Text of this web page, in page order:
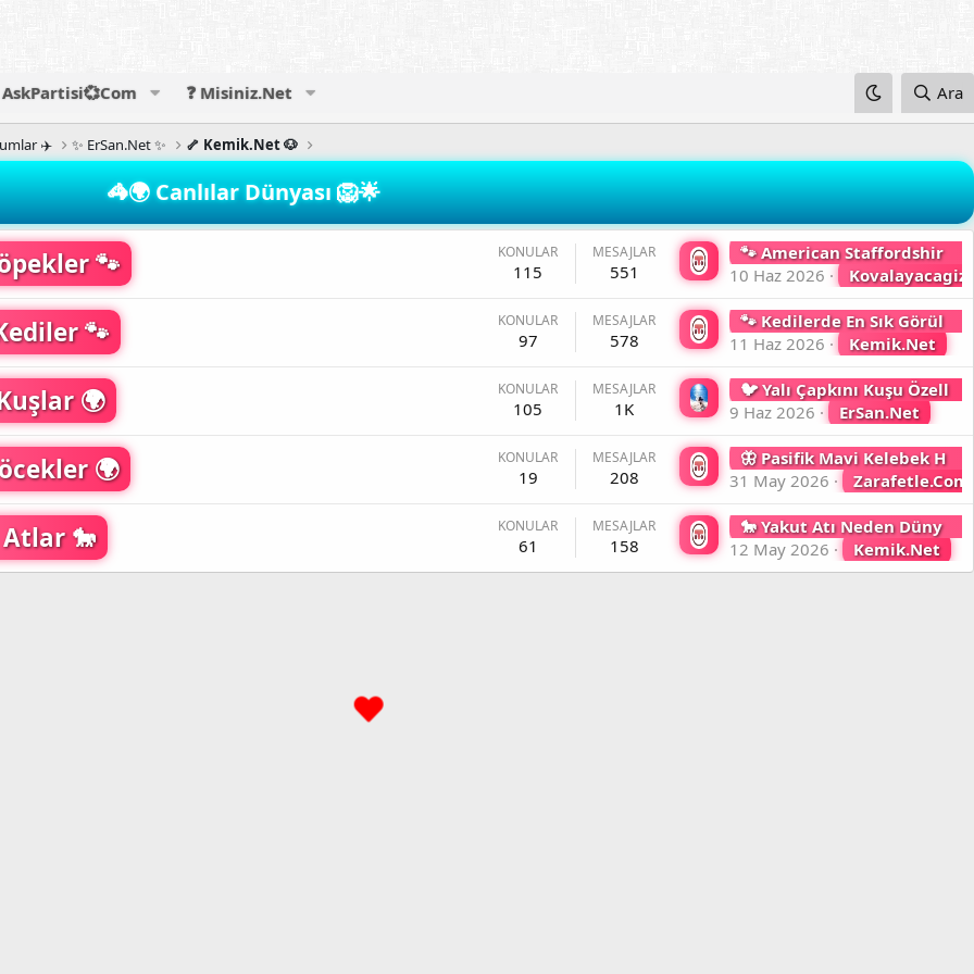
AskPartisi💞Com ❓ Misiniz.Net Ara
✈️ ✨ ErSan.Net ✨ 🦴 Kemik.Net 🐶
🦓🌍 Canlılar Dünyası 🦁🌟
🐾 KONULAR
115
MESAJLAR
551
🐾 American Staffordshire Terrier Irkı Özellikleri Ve Bakımı Hakkında Tüm Bilgiler ❓
10 Haz 2026
🐾 KONULAR
97
MESAJLAR
578
🐾 Kedilerde En Sık Görülen Hastalıklar Nelerdir ❓ Sessiz Çığlıkları Anlamak Ve Zamanında Müdahale Etmek
11 Haz 2026
Kemik.Net
🌍 KONULAR
105
MESAJLAR
1K
🐦 Yalı Çapkını Kuşu Özellikleri Nelerdir ❓
9 Haz 2026
ErSan.Net
🌍 KONULAR
19
MESAJLAR
208
🦋 Pasifik Mavi Kelebek Hakkında Tüm Bilgiler ❓ Kanatlarında Okyanusun Ruhu Var
31 May 2026
Zarafetle.Com
🐎 KONULAR
61
MESAJLAR
158
🐎 Yakut Atı Neden Dünyanın En Soğuğa Dayanıklı At Irklarından Biri Sayılır ❓ Kalın Kürkü, Tundra Yaşamı Ve Sibirya'nın Donmuş Hafızası
12 May 2026
Kemik.Net